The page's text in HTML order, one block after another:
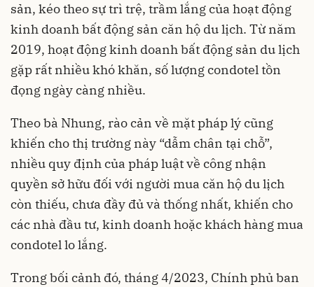
sản, kéo theo sự trì trệ, trầm lắng của hoạt động
kinh doanh bất động sản căn hộ du lịch. Từ năm
2019, hoạt động kinh doanh bất động sản du lịch
gặp rất nhiều khó khăn, số lượng condotel tồn
đọng ngày càng nhiều.
Theo bà Nhung, rào cản về mặt pháp lý cũng
khiến cho thị trường này “dẫm chân tại chỗ”,
nhiều quy định của pháp luật về công nhận
quyền sở hữu đối với người mua căn hộ du lịch
còn thiếu, chưa đầy đủ và thống nhất, khiến cho
các nhà đầu tư, kinh doanh hoặc khách hàng mua
condotel lo lắng.
Trong bối cảnh đó, tháng 4/2023, Chính phủ ban